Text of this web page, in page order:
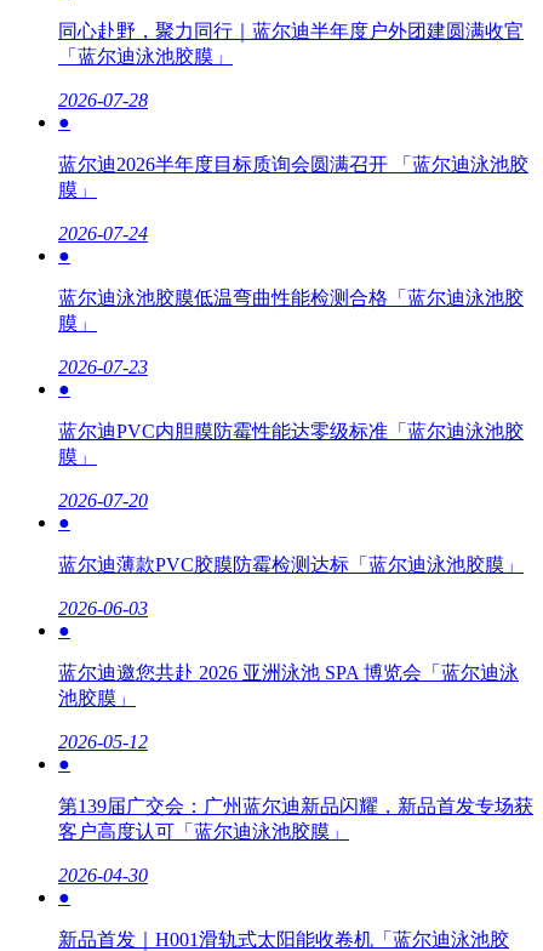
同心赴野，聚力同行｜蓝尔迪半年度户外团建圆满收官
「蓝尔迪泳池胶膜」
2026-07-28
●
蓝尔迪2026半年度目标质询会圆满召开 「蓝尔迪泳池胶
膜」
2026-07-24
●
蓝尔迪泳池胶膜低温弯曲性能检测合格「蓝尔迪泳池胶
膜」
2026-07-23
●
蓝尔迪PVC内胆膜防霉性能达零级标准「蓝尔迪泳池胶
膜」
2026-07-20
●
蓝尔迪薄款PVC胶膜防霉检测达标「蓝尔迪泳池胶膜」
2026-06-03
●
蓝尔迪邀您共赴 2026 亚洲泳池 SPA 博览会「蓝尔迪泳
池胶膜」
2026-05-12
●
第139届广交会：广州蓝尔迪新品闪耀，新品首发专场获
客户高度认可「蓝尔迪泳池胶膜」
2026-04-30
●
新品首发｜H001滑轨式太阳能收卷机「蓝尔迪泳池胶